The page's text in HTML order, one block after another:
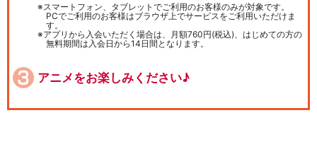
スマートフォン、タブレットでご利用のお客様のみが対象です。
PCでご利用のお客様はブラウザ上でサービスをご利用いただけま
す。
アプリから入会いただく場合は、月額760円(税込)、はじめての方の
無料期間は入会日から14日間となります。
アニメをお楽しみください♪